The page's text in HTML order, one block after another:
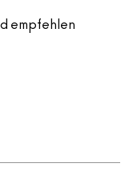
empfehlen